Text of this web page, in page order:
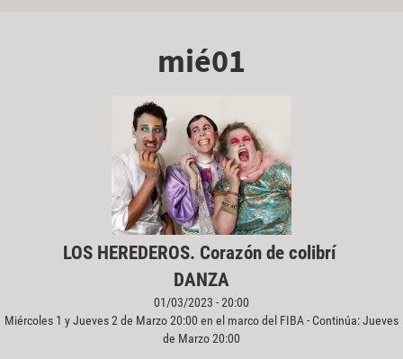
mié01
LOS HEREDEROS. Corazón de colibrí
DANZA
01/03/2023 - 20:00
Miércoles 1 y Jueves 2 de Marzo 20:00 en el marco del FIBA - Continúa: Jueves
de Marzo 20:00